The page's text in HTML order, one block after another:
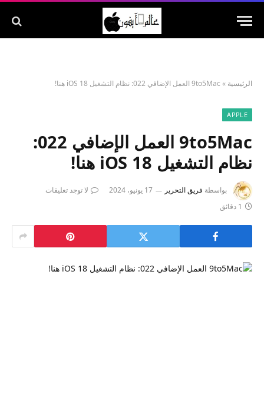
الرئيسية » 9to5Mac العمل الإضافي 022: نظام التشغيل iOS 18 هنا!
APPLE
9to5Mac العمل الإضافي 022:
نظام التشغيل iOS 18 هنا!
بواسطة فريق التحرير 17 يونيو، 2024
لا توجد تعليقات
1 دقائق